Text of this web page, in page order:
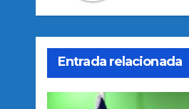
Entrada relacionada